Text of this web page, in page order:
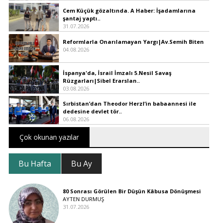
Cem Küçük gözaltında. A Haber: İşadamlarına
şantaj yaptı..
31.07.2026
Reformlarla Onarılamayan Yargı|Av.Semih Biten
04.08.2026
İspanya'da, İsrail İmzalı 5.Nesil Savaş
Rüzgarları|Sibel Erarslan..
03.08.2026
Sırbistan’dan Theodor Herzl’in babaannesi ile
dedesine devlet tör..
06.08.2026
Çok okunan yazılar
Bu Hafta Bu Ay
80 Sonrası Görülen Bir Düşün Kâbusa Dönüşmesi
AYTEN DURMUŞ
31.07.2026